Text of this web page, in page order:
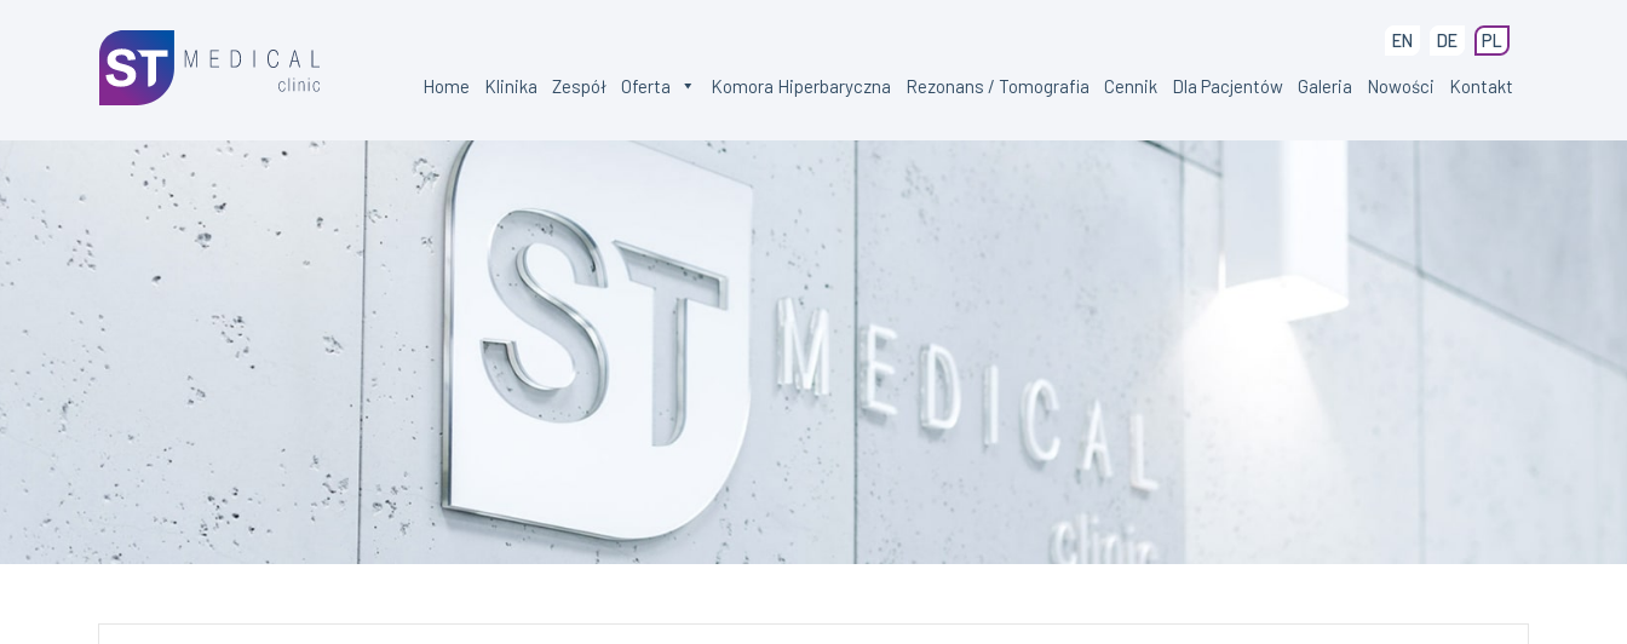
EN DE PL
Home Klinika Zespół Oferta Komora Hiperbaryczna Rezonans / Tomografia Cennik Dla Pacjentów Galeria Nowości Kontakt